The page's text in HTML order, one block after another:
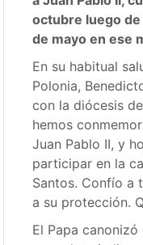
octubre luego de
de mayo en ese
En su habitual
Polonia,
con la diócesis
hemos
Juan Pablo II, y
participar en la
Santos. Confío a
a su protección.
El Papa